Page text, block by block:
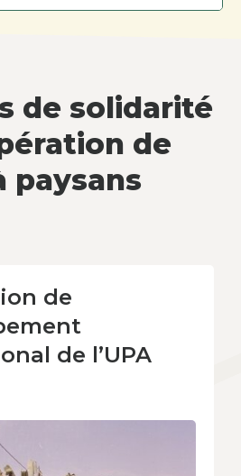
de solidarité
de
paysans
de
de l’UPA